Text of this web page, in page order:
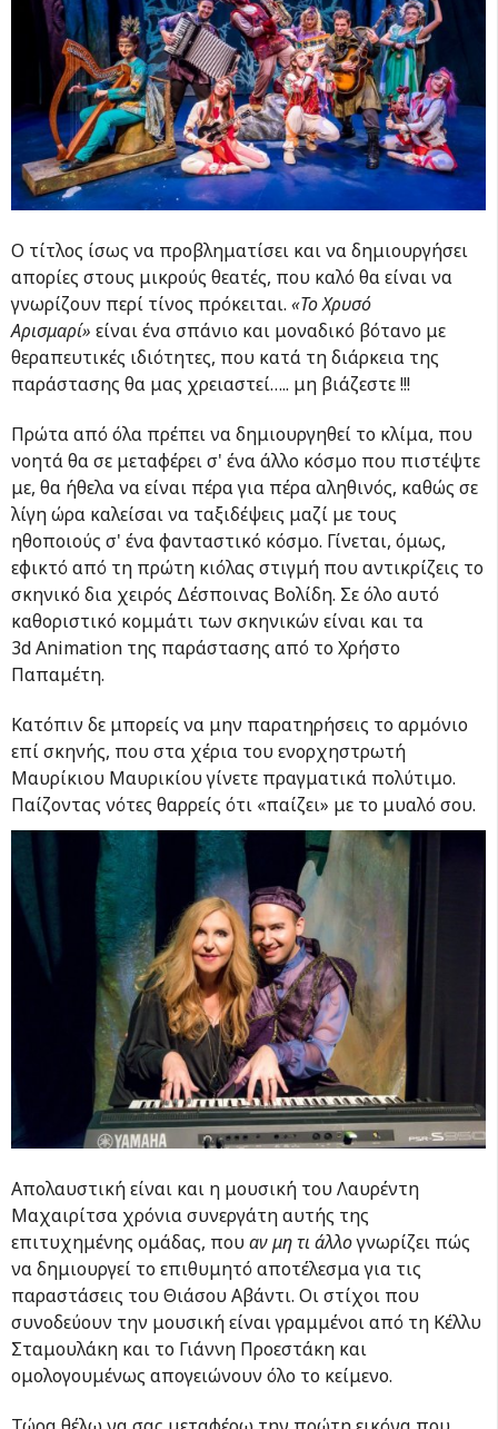
Ο τίτλος ίσως να προβληματίσει και να δημιουργήσει
απορίες στους μικρούς θεατές, που καλό θα είναι να
γνωρίζουν περί τίνος πρόκειται. «Το Χρυσό
Αρισμαρί» είναι ένα σπάνιο και μοναδικό βότανο με
θεραπευτικές ιδιότητες, που κατά τη διάρκεια της
παράστασης θα μας χρειαστεί….. μη βιάζεστε !!!
Πρώτα από όλα πρέπει να δημιουργηθεί το κλίμα, που
νοητά θα σε μεταφέρει σ' ένα άλλο κόσμο που πιστέψτε
με, θα ήθελα να είναι πέρα για πέρα αληθινός, καθώς σε
λίγη ώρα καλείσαι να ταξιδέψεις μαζί με τους
ηθοποιούς σ' ένα φανταστικό κόσμο. Γίνεται, όμως,
εφικτό από τη πρώτη κιόλας στιγμή που αντικρίζεις το
σκηνικό δια χειρός Δέσποινας Βολίδη. Σε όλο αυτό
καθοριστικό κομμάτι των σκηνικών είναι και τα
3d Animation της παράστασης από το Χρήστο
Παπαμέτη.
Κατόπιν δε μπορείς να μην παρατηρήσεις το αρμόνιο
επί σκηνής, που στα χέρια του ενορχηστρωτή
Μαυρίκιου Μαυρικίου γίνετε πραγματικά πολύτιμο.
Παίζοντας νότες θαρρείς ότι «παίζει» με το μυαλό σου.
Απολαυστική είναι και η μουσική του Λαυρέντη
Μαχαιρίτσα χρόνια συνεργάτη αυτής της
επιτυχημένης ομάδας, που αν μη τι άλλογνωρίζει πώς
να δημιουργεί το επιθυμητό αποτέλεσμα για τις
παραστάσεις του Θιάσου Αβάντι. Οι στίχοι που
συνοδεύουν την μουσική είναι γραμμένοι από τη Κέλλυ
Σταμουλάκη και το Γιάννη Προεστάκη και
ομολογουμένως απογειώνουν όλο το κείμενο.